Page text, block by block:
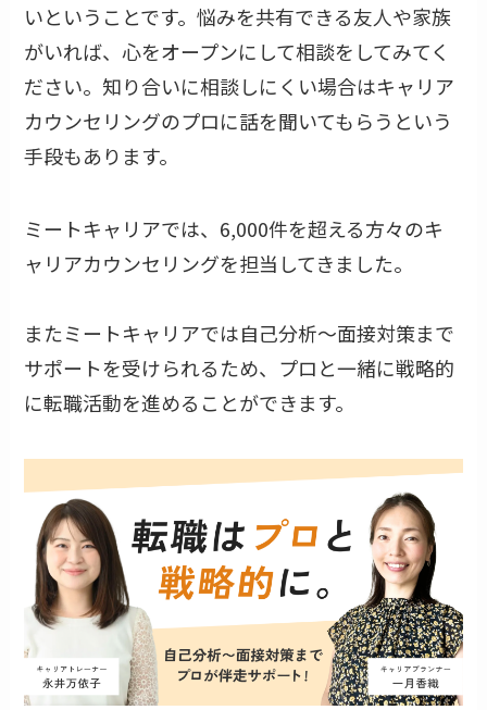
いということです。悩みを共有できる友人や家族
がいれば、心をオープンにして相談をしてみてく
ださい。知り合いに相談しにくい場合はキャリア
カウンセリングのプロに話を聞いてもらうという
手段もあります。
ミートキャリアでは、6,000件を超える方々のキ
ャリアカウンセリングを担当してきました。
またミートキャリアでは自己分析〜面接対策まで
サポートを受けられるため、プロと一緒に戦略的
に転職活動を進めることができます。